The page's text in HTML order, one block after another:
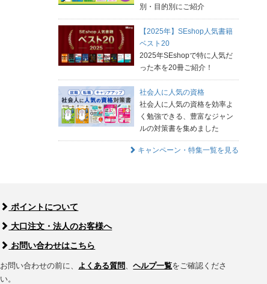
別・目的別にご紹介
【2025年】SEshop人気書籍
ベスト20
2025年SEshopで特に人気だ
った本を20冊ご紹介！
社会人に人気の資格
社会人に人気の資格を効率よ
く勉強できる、豊富なジャン
ルの対策書を集めました
キャンペーン・特集一覧を見る
ポイントについて
大口注文・法人のお客様へ
お問い合わせはこちら
お問い合わせの前に、 よくある質問、ヘルプ一覧をご確認くださ
い。